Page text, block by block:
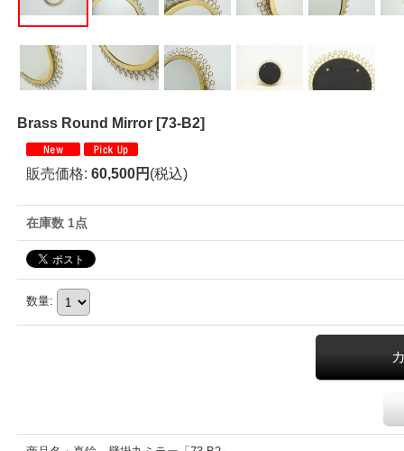
Brass Round Mirror [73-B2]
販売価格: 60,500円 (税込)
在庫数 1点
数量: